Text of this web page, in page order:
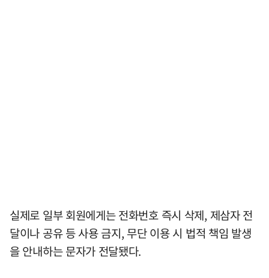
실제로 일부 회원에게는 전화번호 즉시 삭제, 제삼자 전
달이나 공유 등 사용 금지, 무단 이용 시 법적 책임 발생
을 안내하는 문자가 전달됐다.